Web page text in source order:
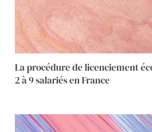
La procédure de licenciement
2 à 9 salariés en France